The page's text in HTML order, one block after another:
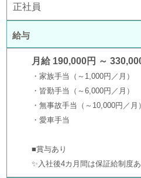
正社員
給与
月給 190,000円 ～
・家族手当（～1,000円／月）
・皆勤手当（～6,000円／月）
・無事故手当（～10,000円／月）
・愛車手当
■賞与あり
✨入社後4カ月間は保証給制度